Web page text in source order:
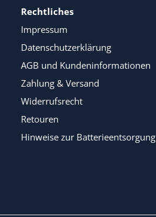
Rechtliches
Impressum
Datenschutzerklärung
AGB und Kundeninformationen
Zahlung & Versand
Widerrufsrecht
Retouren
Hinweise zur Batterieentsorgung